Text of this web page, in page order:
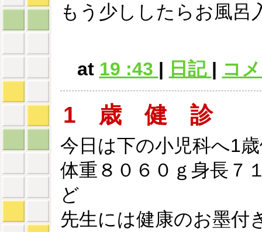
もう少ししたらお風呂
at 19 :43 | 日記 | コ
1 歳 健 診
今日は下の小児科へ1
体重８０６０ｇ身長７
ど
先生には健康のお墨